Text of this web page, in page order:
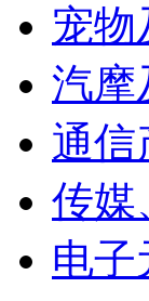
宠物
汽摩
通信
传媒
电子